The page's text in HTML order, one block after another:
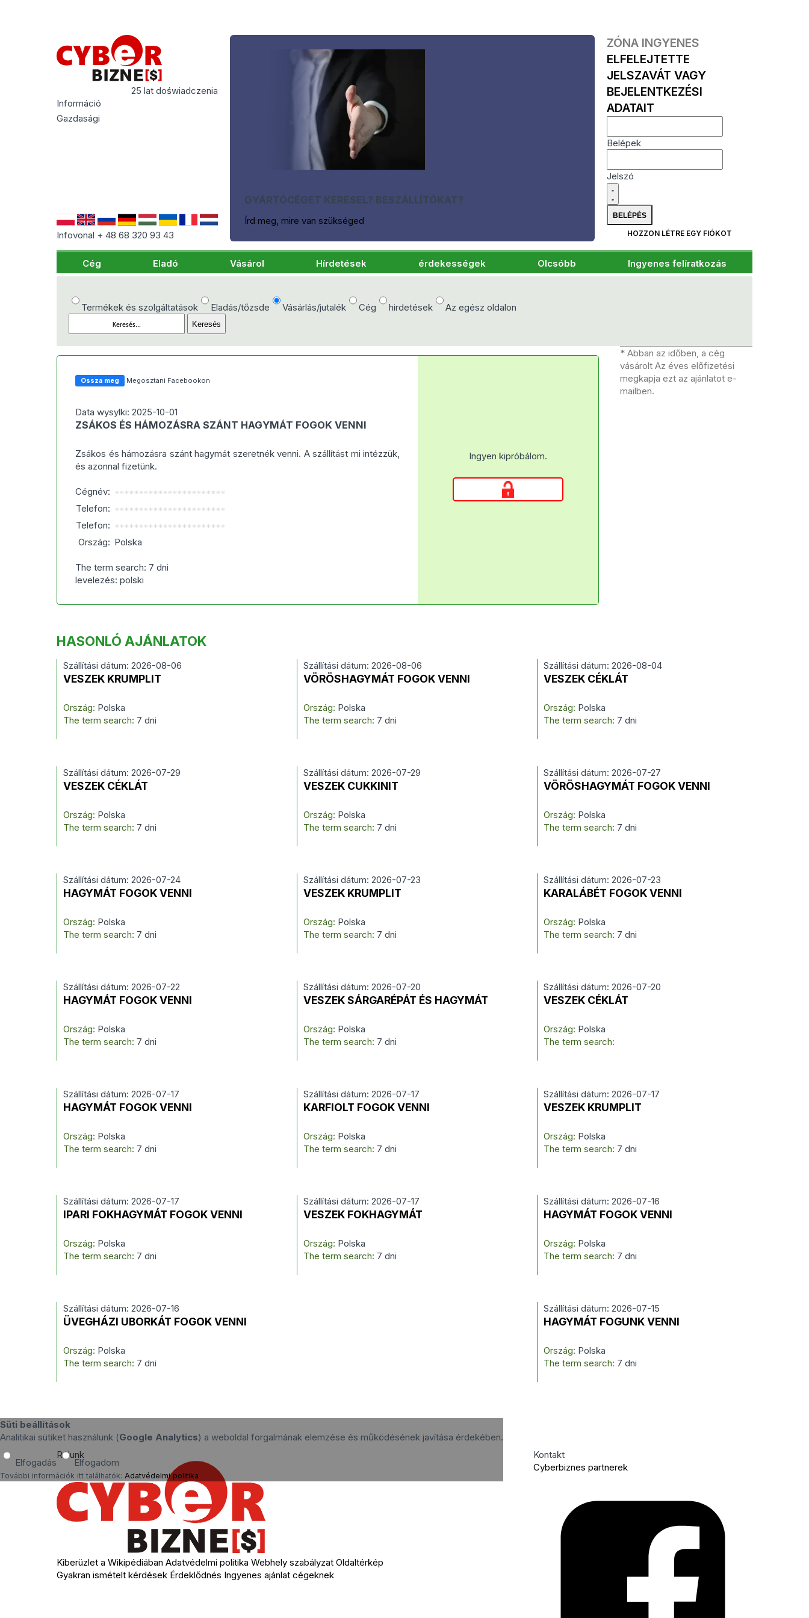
25 lat doświadczenia
Információ
Gazdasági
Infovonal + 48 68 320 93 43
GYÁRTÓCÉGET KERESEL? BESZÁLLÍTÓKAT?
Írd meg, mire van szükséged
ZÓNA INGYENES
ELFELEJTETTE
JELSZAVÁT VAGY
BEJELENTKEZÉSI
ADATAIT
Belépek
Jelszó
HOZZON LÉTRE EGY FIÓKOT
Cég Eladó Vásárol Hírdetések érdekességek Olcsóbb Ingyenes felíratkozás
Termékek és szolgáltatások Eladás/tőzsde Vásárlás/jutalék Cég hirdetések Az egész oldalon
Ossza meg Megosztani Facebookon
Data wysylki: 2025-10-01
ZSÁKOS ÉS HÁMOZÁSRA SZÁNT HAGYMÁT FOGOK VENNI
Zsákos és hámozásra szánt hagymát szeretnék venni. A szállítást mi intézzük,
és azonnal fizetünk.
Cégnév: ***********************
Telefon: ***********************
Telefon: ***********************
Ország: Polska
The term search: 7 dni
levelezés: polski
Ingyen kipróbálom.
* Abban az időben, a cég
vásárolt Az éves előfizetési
megkapja ezt az ajánlatot e-
mailben.
HASONLÓ AJÁNLATOK
Szállítási dátum: 2026-08-06
VESZEK KRUMPLIT
Ország: Polska
The term search: 7 dni
Szállítási dátum: 2026-08-06
VÖRÖSHAGYMÁT FOGOK VENNI
Ország: Polska
The term search: 7 dni
Szállítási dátum: 2026-08-04
VESZEK CÉKLÁT
Ország: Polska
The term search: 7 dni
Szállítási dátum: 2026-07-29
VESZEK CÉKLÁT
Ország: Polska
The term search: 7 dni
Szállítási dátum: 2026-07-29
VESZEK CUKKINIT
Ország: Polska
The term search: 7 dni
Szállítási dátum: 2026-07-27
VÖRÖSHAGYMÁT FOGOK VENNI
Ország: Polska
The term search: 7 dni
Szállítási dátum: 2026-07-24
HAGYMÁT FOGOK VENNI
Ország: Polska
The term search: 7 dni
Szállítási dátum: 2026-07-23
VESZEK KRUMPLIT
Ország: Polska
The term search: 7 dni
Szállítási dátum: 2026-07-23
KARALÁBÉT FOGOK VENNI
Ország: Polska
The term search: 7 dni
Szállítási dátum: 2026-07-22
HAGYMÁT FOGOK VENNI
Ország: Polska
The term search: 7 dni
Szállítási dátum: 2026-07-20
VESZEK SÁRGARÉPÁT ÉS HAGYMÁT
Ország: Polska
The term search: 7 dni
Szállítási dátum: 2026-07-20
VESZEK CÉKLÁT
Ország: Polska
The term search:
Szállítási dátum: 2026-07-17
HAGYMÁT FOGOK VENNI
Ország: Polska
The term search: 7 dni
Szállítási dátum: 2026-07-17
KARFIOLT FOGOK VENNI
Ország: Polska
The term search: 7 dni
Szállítási dátum: 2026-07-17
VESZEK KRUMPLIT
Ország: Polska
The term search: 7 dni
Szállítási dátum: 2026-07-17
IPARI FOKHAGYMÁT FOGOK VENNI
Ország: Polska
The term search: 7 dni
Szállítási dátum: 2026-07-17
VESZEK FOKHAGYMÁT
Ország: Polska
The term search: 7 dni
Szállítási dátum: 2026-07-16
HAGYMÁT FOGOK VENNI
Ország: Polska
The term search: 7 dni
Szállítási dátum: 2026-07-16
ÜVEGHÁZI UBORKÁT FOGOK VENNI
Ország: Polska
The term search: 7 dni
Szállítási dátum: 2026-07-15
HAGYMÁT FOGUNK VENNI
Ország: Polska
The term search: 7 dni
Süti beállítások
Analitikai sütiket használunk (Google Analytics) a weboldal forgalmának elemzése és működésének javítása érdekében.
Elfogadás Elfogadom
További információk itt találhatók: Adatvédelmi politika.
Rólunk
Kiberüzlet a Wikipédiában Adatvédelmi politika Webhely szabályzat Oldaltérkép
Gyakran ismételt kérdések Érdeklődnés Ingyenes ajánlat cégeknek
Kontakt
Cyberbiznes partnerek